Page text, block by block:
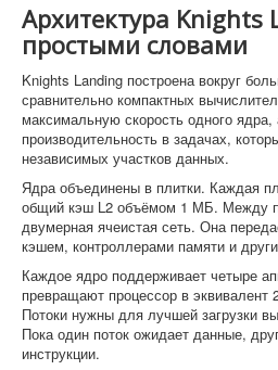
Архитектура Knights
простыми словами
Knights Landing построена вокруг
сравнительно компактных
максимальную скорость одного
производительность в задачах,
независимых участков данных.
Ядра объединены в плитки. Каждая
общий кэш L2 объёмом 1 МБ. Между
двумерная ячеистая сеть. Она
кэшем, контроллерами памяти и
Каждое ядро поддерживает четыре
превращают процессор в
Потоки нужны для лучшей загрузки
Пока один поток ожидает данные,
инструкции.